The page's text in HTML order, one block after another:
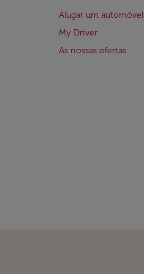
Alugar um automóvel
My Driver
As nossas ofertas